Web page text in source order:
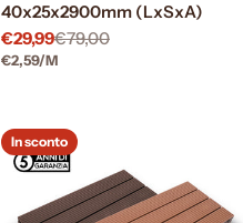
40x25x2900mm (LxSxA)
Prezzo
di
€29,99
Prezzo
normale
€79,00
PREZZO
€2,59/PER
M
In sconto